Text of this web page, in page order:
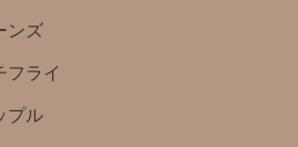
ンズ
フライ
プル